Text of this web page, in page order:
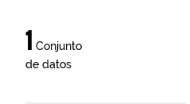
1 Conjunto
de datos